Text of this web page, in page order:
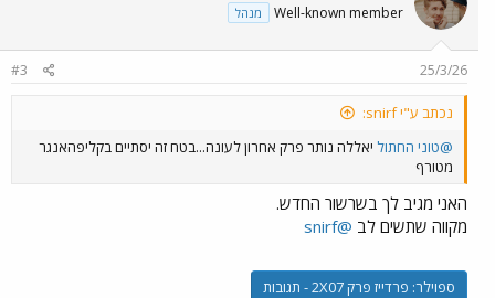
Well-known member מנהל
25/3/26
#3
נכתב ע"י snirf:
@טוני החתול יאללה נותר פרק אחרון לעונה...בטח זה יסתיים בקליפהאנגר
מטורף
האני מגיב לך בשרשור החדש.
מקווה שתשים לב @snirf
ספוילר: פרדייז פרק 2X07 - תגובות